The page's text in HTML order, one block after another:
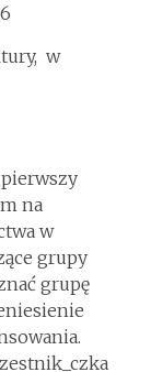
w
pierwszy
na
w
grupy
grupę